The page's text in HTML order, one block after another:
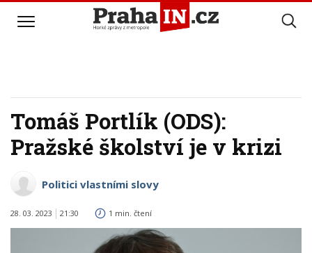
Tomáš Portlík (ODS):
Pražské školství je v krizi
Politici vlastními slovy
28. 03. 2023 21:30 1 min. čtení